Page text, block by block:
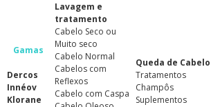
Gamas
Dercos
Innéov
Klorane
Lavagem e
tratamento
Cabelo Seco ou
Muito seco
Cabelo Normal
Cabelos com
Reflexos
Cabelo com Caspa
Queda de Cabelo
Tratamentos
Champôs
Suplementos